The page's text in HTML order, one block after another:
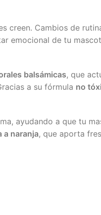
creen. Cambios de
emocional de tu
balsámicas, que
a su fórmula no
ayudando a que tu
a naranja, que aporta